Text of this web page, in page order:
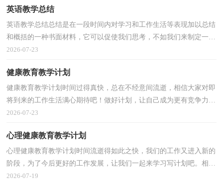
英语教学总结
英语教学总结总结是在一段时间内对学习和工作生活等表现加以总结
和概括的一种书面材料，它可以促使我们思考，不如我们来制定一份
总结吧。那么总结应该包括什么内容呢？下面是小编...
2026-07-23
健康教育教学计划
健康教育教学计划时间过得真快，总在不经意间流逝，相信大家对即
将到来的工作生活满心期待吧！做好计划，让自己成为更有竞争力的
人吧。你所接触过的计划都是什么样子的呢？以下是小编...
2026-07-23
心理健康教育教学计划
心理健康教育教学计划时间流逝得如此之快，我们的工作又进入新的
阶段，为了今后更好的工作发展，让我们一起来学习写计划吧。相信
大家又在为写计划犯愁了？以下是小编收集整理的心理...
2026-07-19